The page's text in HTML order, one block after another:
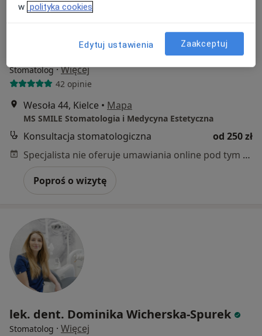
Stomatolog·Więcej
42 opinie
Wesoła 44, Kielce • Mapa
MS SMILE Stomatologia i Medycyna Estetyczna
Konsultacja stomatologiczna
od 250 zł
Specjalista nie oferuje umawiania online pod tym adresem.
Poproś o wizytę
lek. dent. Dominika Wicherska-Spurek
Stomatolog · Więcej
w polityka cookies
Edytuj ustawienia Zaakceptuj